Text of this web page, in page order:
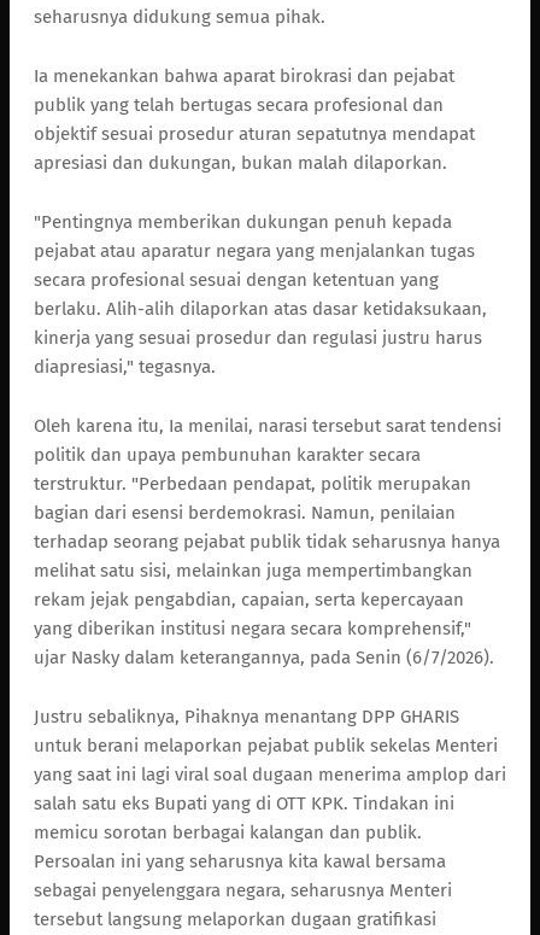
seharusnya didukung semua pihak.
Ia menekankan bahwa aparat birokrasi dan pejabat
publik yang telah bertugas secara profesional dan
objektif sesuai prosedur aturan sepatutnya mendapat
apresiasi dan dukungan, bukan malah dilaporkan.
"Pentingnya memberikan dukungan penuh kepada
pejabat atau aparatur negara yang menjalankan tugas
secara profesional sesuai dengan ketentuan yang
berlaku. Alih-alih dilaporkan atas dasar ketidaksukaan,
kinerja yang sesuai prosedur dan regulasi justru harus
diapresiasi," tegasnya.
Oleh karena itu, Ia menilai, narasi tersebut sarat tendensi
politik dan upaya pembunuhan karakter secara
terstruktur. "Perbedaan pendapat, politik merupakan
bagian dari esensi berdemokrasi. Namun, penilaian
terhadap seorang pejabat publik tidak seharusnya hanya
melihat satu sisi, melainkan juga mempertimbangkan
rekam jejak pengabdian, capaian, serta kepercayaan
yang diberikan institusi negara secara komprehensif,"
ujar Nasky dalam keterangannya, pada Senin (6/7/2026).
Justru sebaliknya, Pihaknya menantang DPP GHARIS
untuk berani melaporkan pejabat publik sekelas Menteri
yang saat ini lagi viral soal dugaan menerima amplop dari
salah satu eks Bupati yang di OTT KPK. Tindakan ini
memicu sorotan berbagai kalangan dan publik.
Persoalan ini yang seharusnya kita kawal bersama
sebagai penyelenggara negara, seharusnya Menteri
tersebut langsung melaporkan dugaan gratifikasi